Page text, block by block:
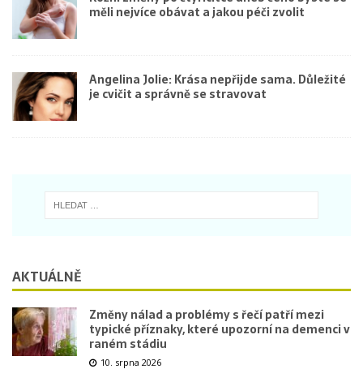
měli nejvíce obávat a jakou péči zvolit
Angelina Jolie: Krása nepřijde sama. Důležité
je cvičit a správně se stravovat
AKTUÁLNĚ
Změny nálad a problémy s řečí patří mezi
typické příznaky, které upozorní na demenci v
raném stádiu
10. srpna 2026